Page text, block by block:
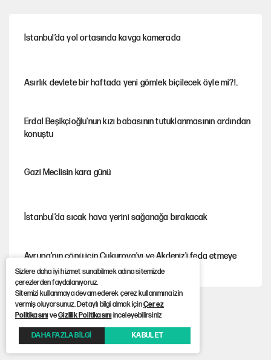
İstanbul’da yol ortasında kavga kamerada
Asırlık devlete bir haftada yeni gömlek biçilecek öyle mi?!..
Erdal Beşikçioğlu'nun kızı babasının tutuklanmasının ardından
konuştu
Gazi Meclisin kara günü
İstanbul’da sıcak hava yerini sağanağa bırakacak
Avrupa'nın çöpü için Çukurova'yı ve Akdeniz'i feda etmeye
değer mi?
Mekke Anlaşması ile Türkiye savaşa çekiliyor
YENİ Parti’nin çerçeve yasa kararı belli oldu
Sizlere daha iyi hizmet sunabilmek adına sitemizde
çerezlerden faydalanıyoruz.
Sitemizi kullanmaya devam ederek çerez kullanımına izin
vermiş oluyorsunuz. Detaylı bilgi almak içinÇerez
PolitikasınıveGizlilik Politikasınıinceleyebilirsiniz
DAHA FAZLA BİLGİ KABUL ET